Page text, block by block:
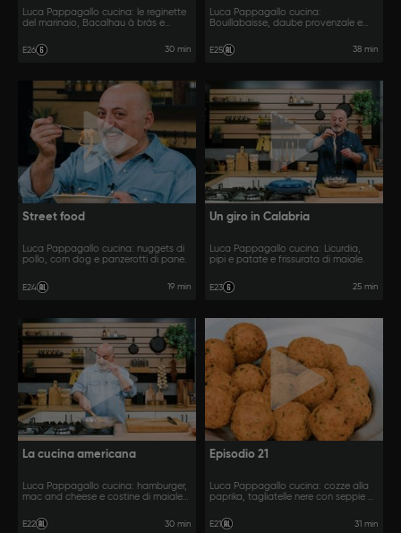
Luca Pappagallo cucina: le reginette
del marinaio, Bacalhau à brás e
E26 30 min
Luca Pappagallo cucina:
Bouillabaisse, daube provenzale e
E25 38 min
Street food
Luca Pappagallo cucina: nuggets di
pollo, corn dog e panzerotti di pane.
E24 19 min
Un giro in Calabria
Luca Pappagallo cucina: Licurdia,
pipi e patate e frissurata di maiale.
E23 25 min
La cucina americana
Luca Pappagallo cucina: hamburger,
mac and cheese e costine di maiale
E22 30 min
Episodio 21
Luca Pappagallo cucina: cozze alla
paprika, tagliatelle nere con seppie e
E21 31 min